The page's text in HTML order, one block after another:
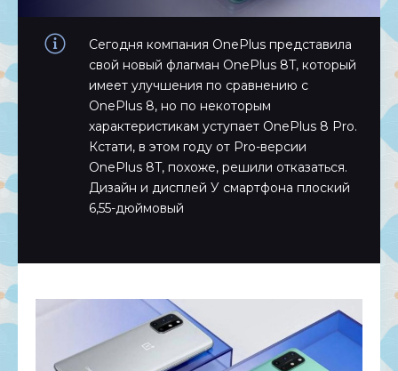
Сегодня компания OnePlus представила
свой новый флагман OnePlus 8T, который
имеет улучшения по сравнению с
OnePlus 8, но по некоторым
характеристикам уступает OnePlus 8 Pro.
Кстати, в этом году от Pro-версии
OnePlus 8T, похоже, решили отказаться.
Дизайн и дисплей У смартфона плоский
6,55-дюймовый